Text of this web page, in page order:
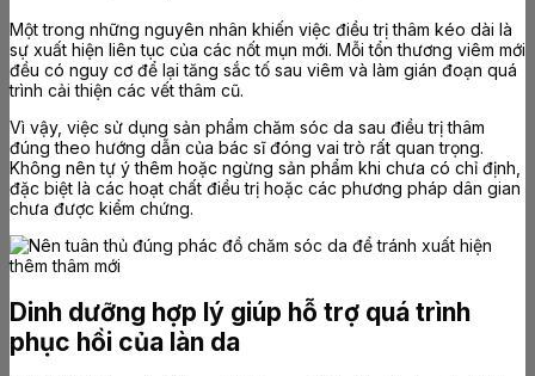
Một trong những nguyên nhân khiến việc điều trị thâm kéo dài là
sự xuất hiện liên tục của các nốt mụn mới. Mỗi tổn thương viêm mới
đều có nguy cơ để lại tăng sắc tố sau viêm và làm gián đoạn quá
trình cải thiện các vết thâm cũ.
Vì vậy, việc sử dụng sản phẩm chăm sóc da sau điều trị thâm
đúng theo hướng dẫn của bác sĩ đóng vai trò rất quan trọng.
Không nên tự ý thêm hoặc ngừng sản phẩm khi chưa có chỉ định,
đặc biệt là các hoạt chất điều trị hoặc các phương pháp dân gian
chưa được kiểm chứng.
Dinh dưỡng hợp lý giúp hỗ trợ quá trình
phục hồi của làn da